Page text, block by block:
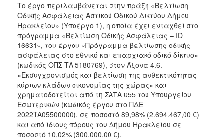
Το έργο περιλαμβάνεται στην πράξη «Βελτίωση
Οδικής Ασφάλειας Αστικού Οδικού Δικτύου Δήμου
Ηρακλείου» (Υποέργο 1), η οποία έχει ενταχθεί στο
πρόγραμμα «Βελτίωση Οδικής Ασφάλειας – ID
16631», του έργου «Πρόγραμμα βελτίωσης οδικής
ασφάλειας στο εθνικό και επαρχιακό οδικό δίκτυο»
(κωδικός ΟΠΣ ΤΑ 5180769), στον Άξονα 4.6.
«Εκσυγχρονισμός και βελτίωση της ανθεκτικότητας
κύριων κλάδων οικονομίας της χώρας» και
χρηματοδοτείται από τη ΣΑΤΑ 055 του Υπουργείου
Εσωτερικών (κωδικός έργου στο ΠΔΕ
2022ΤΑ05500000). σε ποσοστό 89,98% (2.694.467,00 €)
και από ίδιους πόρους του Δήμου Ηρακλείου σε
ποσοστό 10,02% (300.000,00 €).